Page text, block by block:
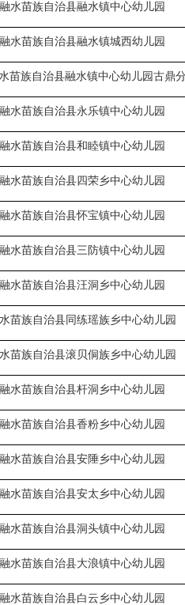
融水苗族自治县融水镇中心幼儿园
融水苗族自治县融水镇城西幼儿园
苗族自治县融水镇中心幼儿园 古鼎
融水苗族自治县永乐镇中心幼儿园
融水苗族自治县和睦镇中心幼儿园
融水苗族自治县四荣乡中心幼儿园
融水苗族自治县怀宝镇中心幼儿园
融水苗族自治县三防镇中心幼儿园
融水苗族自治县汪洞乡中心幼儿园
苗族自治县同练瑶族乡中心幼儿园
苗族自治县滚贝侗族乡中心幼儿园
融水苗族自治县杆洞乡中心幼儿园
融水苗族自治县香粉乡中心幼儿园
融水苗族自治县安陲乡中心幼儿园
融水苗族自治县安太乡中心幼儿园
融水苗族自治县洞头镇中心幼儿园
融水苗族自治县大浪镇中心幼儿园
融水苗族自治县白云乡中心幼儿园